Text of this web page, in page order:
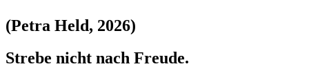
(Petra Held, 2026)
Strebe nicht nach Freude.